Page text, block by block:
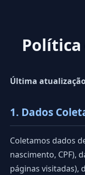
Política
Última
1. Dados
Coletamos dados
nascimento, CPF),
páginas visitadas),